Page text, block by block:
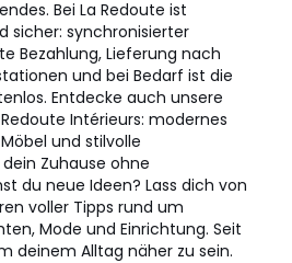
Bei La Redoute ist
sicher: synchronisierter
Bezahlung, Lieferung nach
und bei Bedarf ist die
Entdecke auch unsere
Intérieurs: modernes
und stilvolle
Zuhause ohne
du neue Ideen? Lass dich von
voller Tipps rund um
Mode und Einrichtung. Seit
deinem Alltag näher zu sein.